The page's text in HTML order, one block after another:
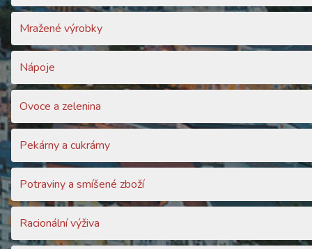
Mražené výrobky
Nápoje
Ovoce a zelenina
Pekárny a cukrárny
Potraviny a smíšené zboží
Racionální výživa